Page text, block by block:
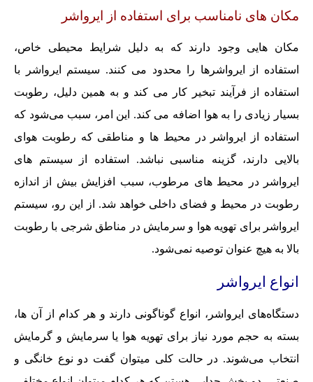
مکان های نامناسب برای استفاده از ایرواشر
مکان هایی وجود دارند که به دلیل شرایط محیطی خاص،
استفاده از ایرواشرها را محدود می کنند. سیستم ایرواشر با
استفاده از فرآیند تبخیر کار می کند و به همین دلیل، رطوبت
بسیار زیادی را به هوا اضافه می کند. این امر، سبب می‌شود که
استفاده از ایرواشر در محیط ها و مناطقی که رطوبت هوای
بالایی دارند، گزینه مناسبی نباشد. استفاده از سیستم های
ایرواشر در محیط های مرطوب، سبب افزایش بیش از اندازه
رطوبت در محیط و فضای داخلی خواهد شد. از این رو، سیستم
ایرواشر برای تهویه هوا و سرمایش در مناطق شرجی با رطوبت
بالا به هیچ عنوان توصیه نمی‌شود.
انواع ایرواشر
دستگاه‌های ایرواشر، انواع گوناگونی دارند و هر کدام از آن ها،
بسته به حجم مورد نیاز برای تهویه هوا یا سرمایش و گرمایش
انتخاب می‌شوند. در حالت کلی میتوان گفت دو نوع خانگی و